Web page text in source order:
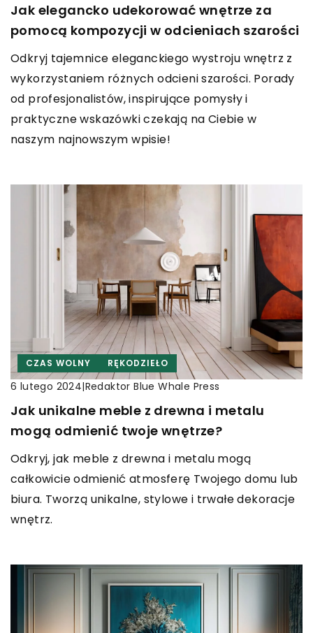
Jak elegancko udekorować wnętrze za
pomocą kompozycji w odcieniach szarości
Odkryj tajemnice eleganckiego wystroju wnętrz z
wykorzystaniem różnych odcieni szarości. Porady
od profesjonalistów, inspirujące pomysły i
praktyczne wskazówki czekają na Ciebie w
naszym najnowszym wpisie!
CZAS WOLNY RĘKODZIEŁO
6 lutego 2024|Redaktor Blue Whale Press
Jak unikalne meble z drewna i metalu
mogą odmienić twoje wnętrze?
Odkryj, jak meble z drewna i metalu mogą
całkowicie odmienić atmosferę Twojego domu lub
biura. Tworzą unikalne, stylowe i trwałe dekoracje
wnętrz.